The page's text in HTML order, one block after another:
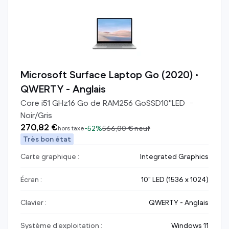
Microsoft Surface Laptop Go (2020) •
QWERTY - Anglais
Core i51 GHz16Go de RAM256 GoSSD10"LED
Noir/Gris
270,82 €hors taxe-52%566,00 €neuf
Très bon état
Carte graphique :
Integrated Graphics
Écran : 10" LED (1536 x 1024)
Clavier : QWERTY - Anglais
Système d’exploitation : Windows 11